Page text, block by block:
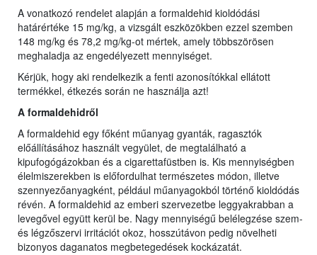
A vonatkozó rendelet alapján a formaldehid kioldódási
határértéke 15 mg/kg, a vizsgált eszközökben ezzel szemben
148 mg/kg és 78,2 mg/kg-ot mértek, amely többszörösen
meghaladja az engedélyezett mennyiséget.
Kérjük, hogy aki rendelkezik a fenti azonosítókkal ellátott
termékkel, étkezés során ne használja azt!
A formaldehidről
A formaldehid egy főként műanyag gyanták, ragasztók
előállításához használt vegyület, de megtalálható a
kipufogógázokban és a cigarettafüstben is. Kis mennyiségben
élelmiszerekben is előfordulhat természetes módon, illetve
szennyezőanyagként, például műanyagokból történő kioldódás
révén. A formaldehid az emberi szervezetbe leggyakrabban a
levegővel együtt kerül be. Nagy mennyiségű belélegzése szem-
és légzőszervi irritációt okoz, hosszútávon pedig növelheti
bizonyos daganatos megbetegedések kockázatát.